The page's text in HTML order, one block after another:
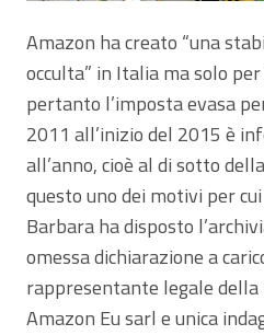
Amazon ha creato “una
occulta” in Italia ma solo
pertanto l’imposta evasa
2011 all’inizio del 2015 è
all’anno, cioè al di sotto
questo uno dei motivi per
Barbara ha disposto
omessa dichiarazione a
rappresentante legale della
Amazon Eu sarl e unica